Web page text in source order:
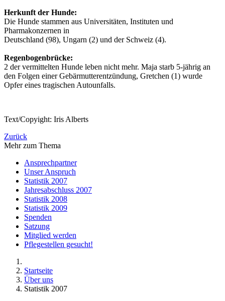
Herkunft der Hunde:
Die Hunde stammen aus Universitäten, Instituten und
Pharmakonzernen in
Deutschland (98), Ungarn (2) und der Schweiz (4).
Regenbogenbrücke:
2 der vermittelten Hunde leben nicht mehr. Maja starb 5-jährig an
den Folgen einer Gebärmutterentzündung, Gretchen (1) wurde
Opfer eines tragischen Autounfalls.
Text/Copyight: Iris Alberts
Zurück
Mehr zum Thema
Ansprechpartner
Unser Anspruch
Statistik 2007
Jahresabschluss 2007
Statistik 2008
Statistik 2009
Spenden
Satzung
Mitglied werden
Pflegestellen gesucht!
Startseite
Über uns
Statistik 2007